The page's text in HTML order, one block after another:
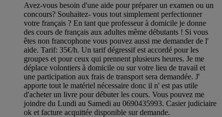
Avez-vous besoin d'une aide pour préparer un examen ou un
concours? Souhaitez- vous tout simplement perfectionner
votre français ? En tant que professeur à domicile je donne
des cours de français aux adultes même débutants ! Si vous
êtes non francophone vous pouvez aussi me demander de l'
aide. Tarif: 35€/h. Un tarif dégressif est accordé pour les
groupes et pour ceux qui prennent plusieurs heures. Je me
déplace volontiers à domicile ou sur votre lieu de travail et
une participation aux frais de transport sera demandée. J'
apporte tout le matériel nécessaire donc il n' est pas utile
d'acheter un livre pour débuter les cours. Vous pouvez me
joindre du Lundi au Samedi au 0690435993. Casier judiciaire
ok et facture acquittée disponible sur demande.